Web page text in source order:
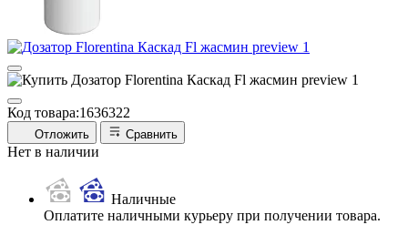
Код товара:1636322
Отложить Сравнить
Нет в наличии
Наличные
Оплатите наличными курьеру при получении товара.